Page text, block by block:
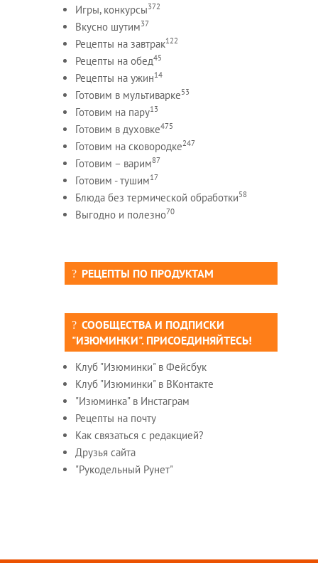
Игры, конкурсы372
Вкусно шутим37
Рецепты на завтрак122
Рецепты на обед45
Рецепты на ужин14
Готовим в мультиварке53
Готовим на пару13
Готовим в духовке475
Готовим на сковородке247
Готовим – варим87
Готовим - тушим17
Блюда без термической обработки58
Выгодно и полезно70
РЕЦЕПТЫ ПО ПРОДУКТАМ
СООБЩЕСТВА И ПОДПИСКИ
"ИЗЮМИНКИ". ПРИСОЕДИНЯЙТЕСЬ!
Клуб "Изюминки" в Фейсбук
Клуб "Изюминки" в ВКонтакте
"Изюминка" в Инстаграм
Рецепты на почту
Как связаться с редакцией?
Друзья сайта
"Рукодельный Рунет"